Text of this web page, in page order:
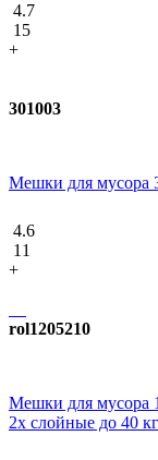
4.7
15
+
301003
Мешки для мусора
4.6
11
+
rol1205210
Мешки для мусора
2х слойные до 40 кг